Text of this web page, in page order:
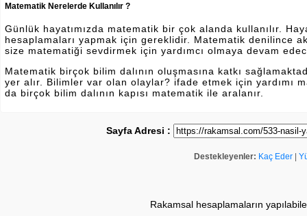
Matematik Nerelerde Kullanılır ?
Günlük hayatımızda matematik bir çok alanda kullanılır.
hesaplamaları yapmak için gereklidir. Matematik denilince
size matematiği sevdirmek için yardımcı olmaya devam
Matematik birçok bilim dalının oluşmasına katkı
yer alır. Bilimler var olan olaylar? ifade etmek için yardımı
da birçok bilim dalının kapısı matematik ile aralanır.
Sayfa Adresi :
Destekleyenler: Kaç Eder
Rakamsal hesaplamaların